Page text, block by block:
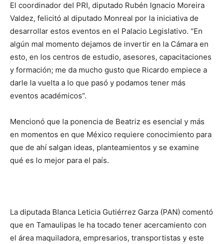
El coordinador del PRI, diputado Rubén Ignacio Moreira
Valdez, felicitó al diputado Monreal por la iniciativa de
desarrollar estos eventos en el Palacio Legislativo. “En
algún mal momento dejamos de invertir en la Cámara en
esto, en los centros de estudio, asesores, capacitaciones
y formación; me da mucho gusto que Ricardo empiece a
darle la vuelta a lo que pasó y podamos tener más
eventos académicos”.
Mencionó que la ponencia de Beatriz es esencial y más
en momentos en que México requiere conocimiento para
que de ahí salgan ideas, planteamientos y se examine
qué es lo mejor para el país.
La diputada Blanca Leticia Gutiérrez Garza (PAN) comentó
que en Tamaulipas le ha tocado tener acercamiento con
el área maquiladora, empresarios, transportistas y este